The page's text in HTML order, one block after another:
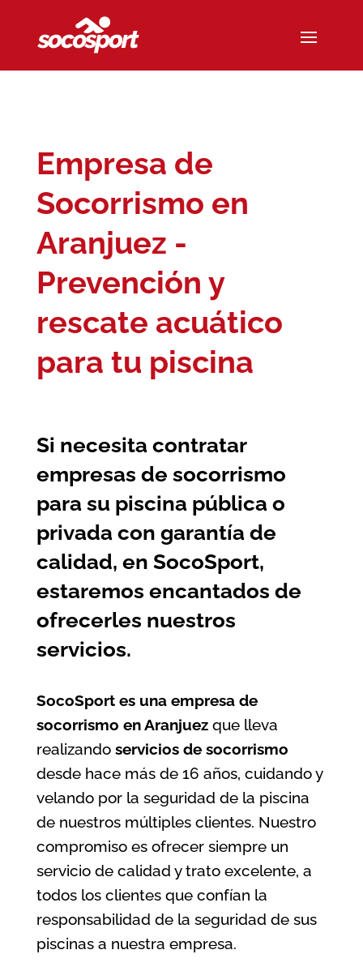
Empresa de
Socorrismo en
Aranjuez -
Prevención y
rescate acuático
para tu piscina
Si necesita contratar
empresas de socorrismo
para su piscina pública o
privada con garantía de
calidad, en SocoSport,
estaremos encantados de
ofrecerles nuestros
servicios.
SocoSport es una empresa de
socorrismo en Aranjuez que lleva
realizando servicios de socorrismo
desde hace más de 16 años, cuidando y
velando por la seguridad de la piscina
de nuestros múltiples clientes. Nuestro
compromiso es ofrecer siempre un
servicio de calidad y trato excelente, a
todos los clientes que confían la
responsabilidad de la seguridad de sus
piscinas a nuestra empresa.